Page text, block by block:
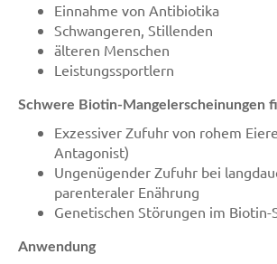
Einnahme von Antibiotika
Schwangeren, Stillenden
älteren Menschen
Leistungssportlern
Schwere Biotin-Mangelerscheinungen
Exzessiver Zufuhr von rohem
Antagonist)
Ungenügender Zufuhr bei
parenteraler Enährung
Genetischen Störungen im
Anwendung